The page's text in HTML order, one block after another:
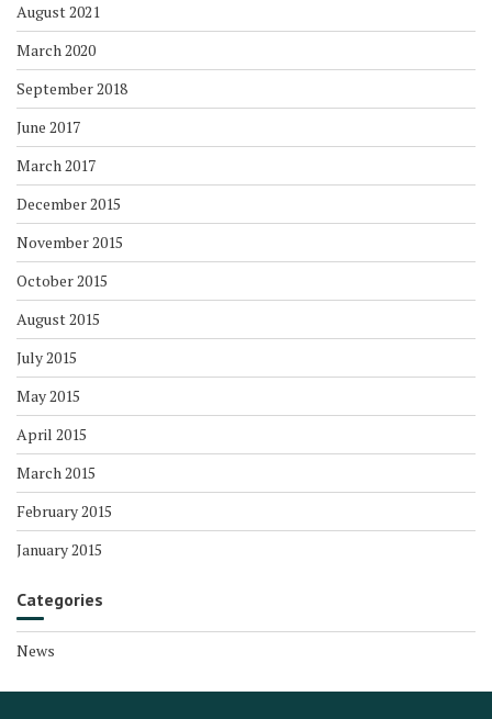
August 2021
March 2020
September 2018
June 2017
March 2017
December 2015
November 2015
October 2015
August 2015
July 2015
May 2015
April 2015
March 2015
February 2015
January 2015
Categories
News